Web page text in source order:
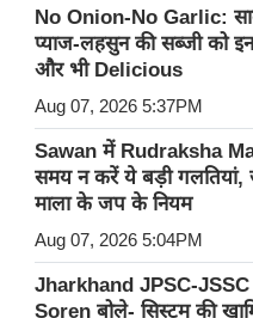
No Onion-No Garlic:
प्याज-लहसुन की सब्जी को
और भी Delicious
Aug 07, 2026 5:37PM
Sawan में Rudraksha
समय न करें ये बड़ी गलतियां,
माला के जप के नियम
Aug 07, 2026 5:04PM
Jharkhand JPSC-JSSC
Soren बोले- सिस्टम की